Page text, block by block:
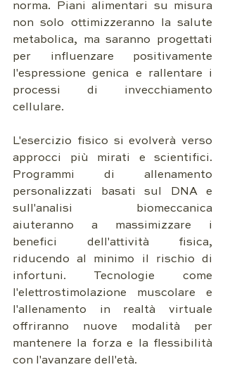
norma. Piani alimentari su misura
non solo ottimizzeranno la salute
metabolica, ma saranno progettati
per influenzare positivamente
l'espressione genica e rallentare i
processi di invecchiamento
cellulare.
L'esercizio fisico si evolverà verso
approcci più mirati e scientifici.
Programmi di allenamento
personalizzati basati sul DNA e
sull'analisi biomeccanica
aiuteranno a massimizzare i
benefici dell'attività fisica,
riducendo al minimo il rischio di
infortuni. Tecnologie come
l'elettrostimolazione muscolare e
l'allenamento in realtà virtuale
offriranno nuove modalità per
mantenere la forza e la flessibilità
con l'avanzare dell'età.